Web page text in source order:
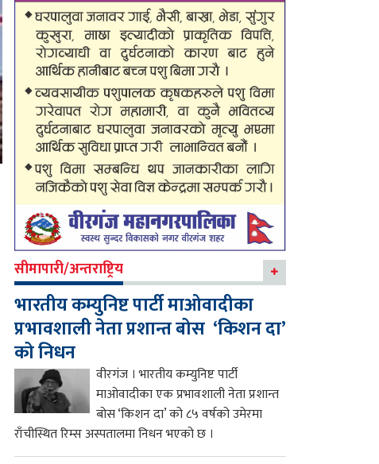
सीमापारी/अन्तराष्ट्रिय
भारतीय कम्युनिष्ट पार्टी माओवादीका
प्रभावशाली नेता प्रशान्त बोस ‘किशन दा’
को निधन
वीरगंज । भारतीय कम्युनिष्ट पार्टी
माओवादीका एक प्रभावशाली नेता प्रशान्त
बोस ‘किशन दा’ को ८५ वर्षको उमेरमा
राँचीस्थित रिम्स अस्पतालमा निधन भएको छ ।